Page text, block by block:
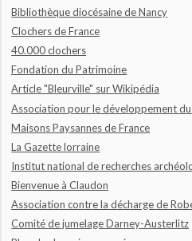
Bibliothèque diocésaine de Nancy
Clochers de France
40.000 clochers
Fondation du Patrimoine
Article "Bleurville" sur Wikipédia
Association pour le développement
Maisons Paysannes de France
La Gazette lorraine
Institut national de recherches
Bienvenue à Claudon
Association contre la décharge de
Comité de jumelage Darney-Austerlitz